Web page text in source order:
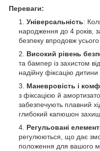
Переваги:
Універсальність:
народження до 4 років,
безпеку впродовж
Високий рівень
та бампер із захистом
надійну фіксацію дитини
Маневровість і
з фіксацією й
забезпечують плавний
глибокий капюшон
Регульовані
регулюються, що дає
положення для вашого